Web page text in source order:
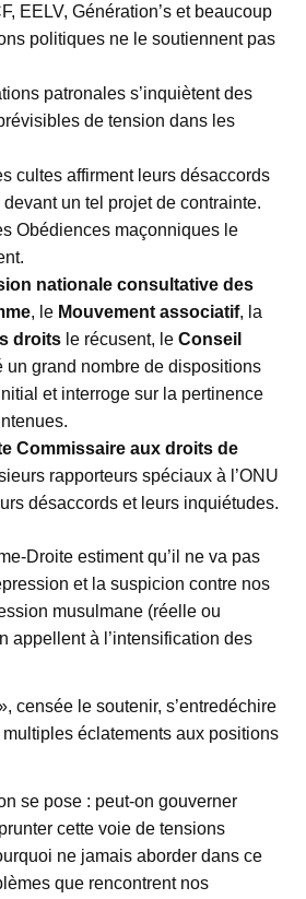
EELV, Génération’s et beaucoup
politiques ne le soutiennent pas
patronales s’inquiètent des
de tension dans les
cultes affirment leurs désaccords
un tel projet de contrainte.
Obédiences maçonniques le
nationale consultative des
, le Mouvement associatif, la
droits le récusent, le Conseil
un grand nombre de dispositions
et interroge sur la pertinence
Commissaire aux droits de
rapporteurs spéciaux à l’ONU
désaccords et leurs inquiétudes.
Droite estiment qu’il ne va pas
et la suspicion contre nos
musulmane (réelle ou
appellent à l’intensification des
censée le soutenir, s’entredéchire
éclatements aux positions
se pose : peut-on gouverner
cette voie de tensions
ne jamais aborder dans ce
que rencontrent nos